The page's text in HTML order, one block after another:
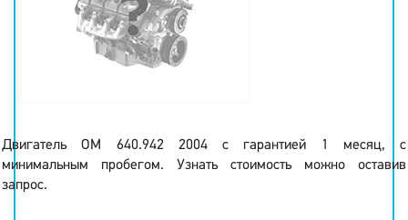
Двигатель OM 640.942 2004 с гарантией 1 месяц, с
минимальным пробегом. Узнать стоимость можно оставив
запрос.